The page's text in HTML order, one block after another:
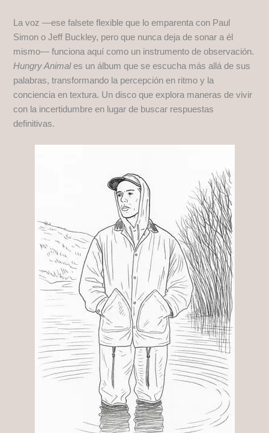
La voz —ese falsete flexible que lo emparenta con Paul
Simon o Jeff Buckley, pero que nunca deja de sonar a él
mismo— funciona aquí como un instrumento de observación.
Hungry Animales un álbum que se escucha más allá de sus
palabras, transformando la percepción en ritmo y la
conciencia en textura. Un disco que explora maneras de vivir
con la incertidumbre en lugar de buscar respuestas
definitivas.